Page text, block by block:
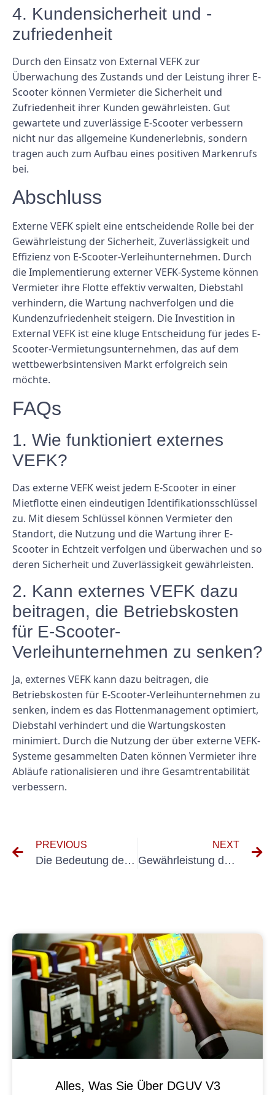
4. Kundensicherheit und -
zufriedenheit
Durch den Einsatz von External VEFK zur
Überwachung des Zustands und der Leistung ihrer E-
Scooter können Vermieter die Sicherheit und
Zufriedenheit ihrer Kunden gewährleisten. Gut
gewartete und zuverlässige E-Scooter verbessern
nicht nur das allgemeine Kundenerlebnis, sondern
tragen auch zum Aufbau eines positiven Markenrufs
bei.
Abschluss
Externe VEFK spielt eine entscheidende Rolle bei der
Gewährleistung der Sicherheit, Zuverlässigkeit und
Effizienz von E-Scooter-Verleihunternehmen. Durch
die Implementierung externer VEFK-Systeme können
Vermieter ihre Flotte effektiv verwalten, Diebstahl
verhindern, die Wartung nachverfolgen und die
Kundenzufriedenheit steigern. Die Investition in
External VEFK ist eine kluge Entscheidung für jedes E-
Scooter-Vermietungsunternehmen, das auf dem
wettbewerbsintensiven Markt erfolgreich sein
möchte.
FAQs
1. Wie funktioniert externes
VEFK?
Das externe VEFK weist jedem E-Scooter in einer
Mietflotte einen eindeutigen Identifikationsschlüssel
zu. Mit diesem Schlüssel können Vermieter den
Standort, die Nutzung und die Wartung ihrer E-
Scooter in Echtzeit verfolgen und überwachen und so
deren Sicherheit und Zuverlässigkeit gewährleisten.
2. Kann externes VEFK dazu
beitragen, die Betriebskosten
für E-Scooter-
Verleihunternehmen zu senken?
Ja, externes VEFK kann dazu beitragen, die
Betriebskosten für E-Scooter-Verleihunternehmen zu
senken, indem es das Flottenmanagement optimiert,
Diebstahl verhindert und die Wartungskosten
minimiert. Durch die Nutzung der über externe VEFK-
Systeme gesammelten Daten können Vermieter ihre
Abläufe rationalisieren und ihre Gesamtrentabilität
verbessern.
PREVIOUS
Die Bedeutung des Testens tragbarer Geräte in der Verkehrsplanung
NEXT
Gewährleistung der Sicherheit und Einhaltung elektrischer Tests an neuen Geräten
Alles, Was Sie Über DGUV V3